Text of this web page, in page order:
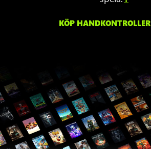
KÖP HANDKONTROLLER